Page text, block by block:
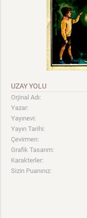
UZAY YOLU
Orjinal Adı:
Yazar:
Yayınevi:
Yayın Tarihi:
Çevirmen:
Grafik Tasarım:
Karakterler:
Sizin Puanınız: